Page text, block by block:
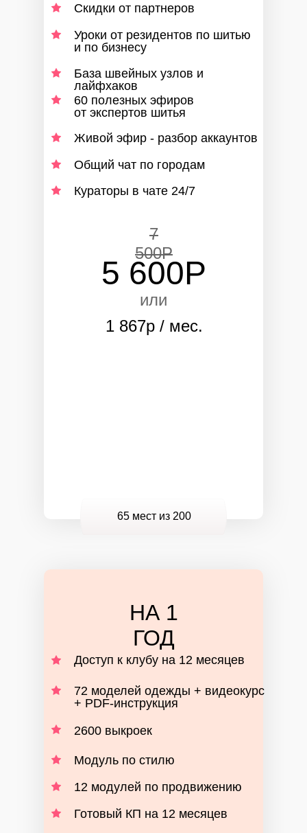
Скидки от партнеров
Уроки от резидентов по шитью
и по бизнесу
База швейных узлов и
лайфхаков
60 полезных эфиров
от экспертов шитья
Живой эфир - разбор аккаунтов
Общий чат по городам
Кураторы в чате 24/7
5 600Р
7
500Р
или
1 867р / мес.
НА 1
ГОД
Доступ к клубу на 12 месяцев
72 моделей одежды + видеокурс
+ PDF-инструкция
2600 выкроек
Модуль по стилю
12 модулей по продвижению
Готовый КП на 12 месяцев
65 местиз 200